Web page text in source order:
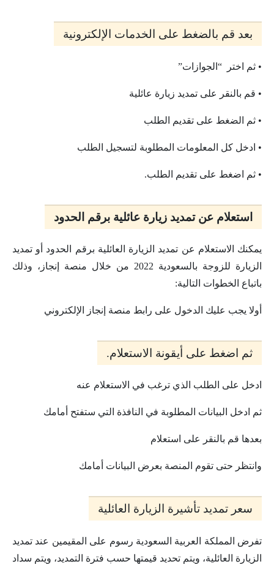
بعد قم بالضغط على الخدمات الإلكترونية
• ثم اختر “الجوازات”
• قم بالنقر على تمديد زيارة عائلية
• ثم الضغط على تقديم الطلب
• ادخل كل المعلومات المطلوبة لتسجيل الطلب
• ثم اضغط على تقديم الطلب.
استعلام عن تمديد زيارة عائلية برقم الحدود
يمكنك الاستعلام عن تمديد الزيارة العائلية برقم الحدود أو تمديد
الزيارة للزوجة بالسعودية 2022 من خلال منصة إنجاز، وذلك
باتباع الخطوات التالية:
أولا يجب عليك الدخول على رابط منصة إنجاز الإلكتروني
ثم اضغط على أيقونة الاستعلام.
ادخل على الطلب الذي ترغب في الاستعلام عنه
ثم ادخل البيانات المطلوبة في النافذة التي ستفتح أمامك
بعدها قم بالنقر على استعلام
وانتظر حتى تقوم المنصة بعرض البيانات أمامك
سعر تمديد تأشيرة الزيارة العائلية
تفرض المملكة العربية السعودية رسوم على المقيمين عند تمديد
الزيارة العائلية، ويتم تحديد قيمتها حسب فترة التمديد، ويتم سداد